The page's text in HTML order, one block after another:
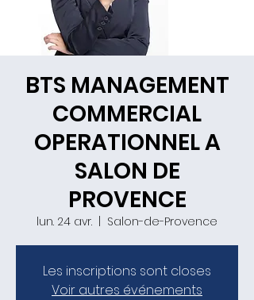
BTS MANAGEMENT
COMMERCIAL
OPERATIONNEL A
SALON DE
PROVENCE
lun. 24 avr. Salon-de-Provence
Les inscriptions sont closes
Voir autres événements